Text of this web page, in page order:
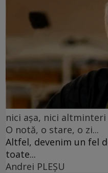
nici așa, nici altminteri
O notă, o stare, o zi...
Altfel, devenim un fel
toate...
Andrei PLEŞU